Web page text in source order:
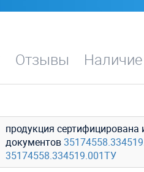
Отзывы
продукция
документов
35174558.334519.001ТУ